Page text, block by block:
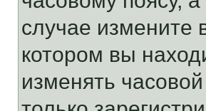
случае измените
котором вы
изменять